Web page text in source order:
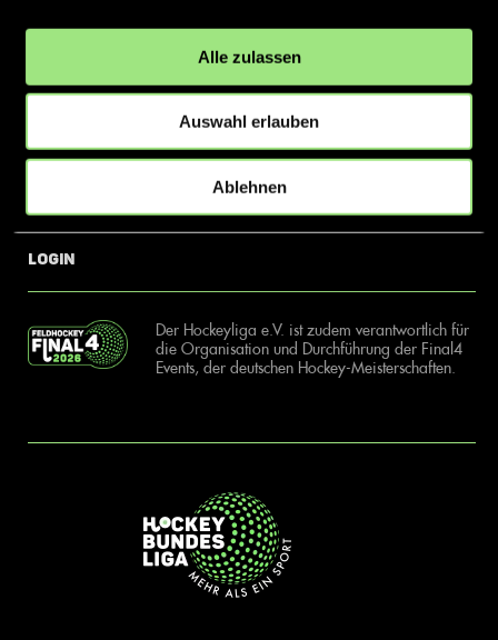
Alle zulassen
Auswahl erlauben
Ablehnen
Der Hockeyliga e.V. ist verantwortlich für die Organisation und
der Halle. Insgesamt sind über 60 Vereine unter dem Dach der
Hockeyliga organisiert, sowohl im Herren als auch im Damen
News
Login
Kontakt
Der Hockeyliga e.V. ist zudem verantwortlich für
die Organisation und Durchführung der Final4
Events, der deutschen Hockey-Meisterschaften.